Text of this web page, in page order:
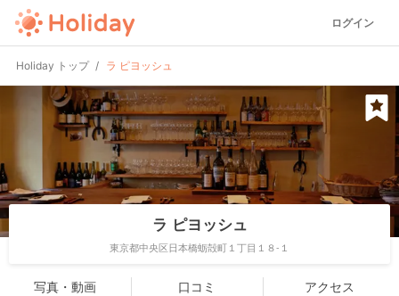
ログイン
Holiday トップ ラ ピヨッシュ
ラ ピヨッシュ
東京都中央区日本橋蛎殻町１丁目１８-１
写真・動画 口コミ アクセス